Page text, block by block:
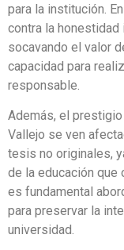
para la institución.
contra la
socavando el valor
capacidad para
responsable.
Además, el
Vallejo se ven
tesis no originales,
de la educación que
es fundamental
para preservar la
universidad.